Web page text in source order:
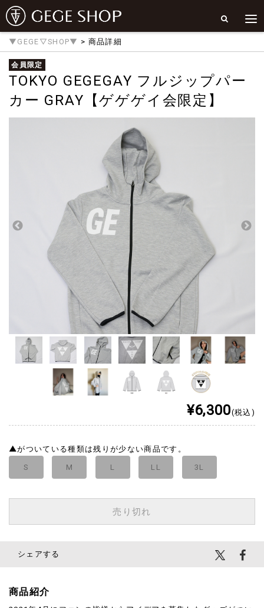
▼GEGE▽SHOP▼ > 商品詳細
会員限定
TOKYO GEGEGAY フルジップパー
カー GRAY【ゲゲゲイ会限定】
¥6,300(税込)
▲がついている種類は残りが少ない商品です。
S M L LL 3L
売り切れ
シェアする
商品紹介